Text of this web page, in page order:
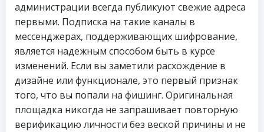
администрации всегда публикуют свежие адреса
первыми. Подписка на такие каналы в
мессенджерах, поддерживающих шифрование,
является надежным способом быть в курсе
изменений. Если вы заметили расхождение в
дизайне или функционале, это первый признак
того, что вы попали на фишинг. Оригинальная
площадка никогда не запрашивает повторную
верификацию личности без веской причины и не